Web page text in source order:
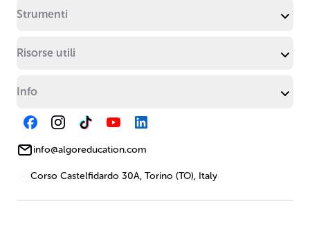
Strumenti
Risorse utili
Info
info@algoreducation.com
Corso Castelfidardo 30A, Torino (TO), Italy